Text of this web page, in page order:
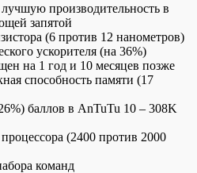
производительность в
запятой
(6 против 12 нанометров)
ускорителя (на 36%)
на 1 год и 10 месяцев позже
способность памяти (17
баллов в AnTuTu 10 – 308K
(2400 против 2000
команд